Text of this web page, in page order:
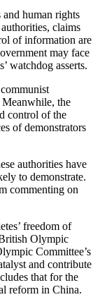
human rights
claims
of information are
may face
watchdog asserts.
Meanwhile, the
control of the
of demonstrators
authorities have
to demonstrate.
commenting on
freedom of
Olympic
Committee’s
and contribute
that for the
reform in China.